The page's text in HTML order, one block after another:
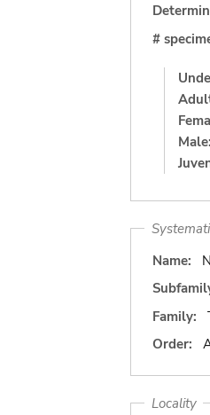
#
Male:
Name:
Family:
Order:
Locality